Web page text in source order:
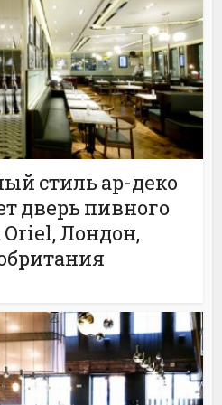
стиль ар-деко
дверь пивного
Oriel, Лондон,